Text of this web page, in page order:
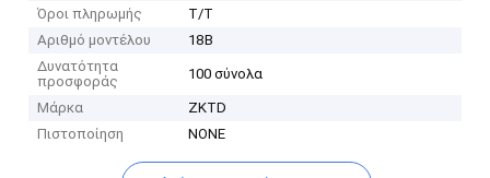
Όροι πληρωμής
T/T
Αριθμό μοντέλου
18B
Δυνατότητα
προσφοράς
100 σύνολα
Μάρκα
ZKTD
Πιστοποίηση
NONE